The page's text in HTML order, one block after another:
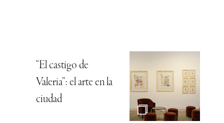
“El castigo de
Valeria”: el arte en la
ciudad